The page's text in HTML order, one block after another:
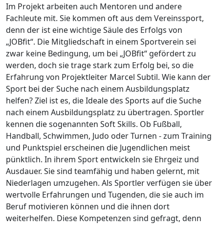
Im Projekt arbeiten auch Mentoren und andere
Fachleute mit. Sie kommen oft aus dem Vereinssport,
denn der ist eine wichtige Säule des Erfolgs von
„JOBfit“. Die Mitgliedschaft in einem Sportverein sei
zwar keine Bedingung, um bei „JOBfit“ gefördert zu
werden, doch sie trage stark zum Erfolg bei, so die
Erfahrung von Projektleiter Marcel Subtil. Wie kann der
Sport bei der Suche nach einem Ausbildungsplatz
helfen? Ziel ist es, die Ideale des Sports auf die Suche
nach einem Ausbildungsplatz zu übertragen. Sportler
kennen die sogenannten Soft Skills. Ob Fußball,
Handball, Schwimmen, Judo oder Turnen - zum Training
und Punktspiel erscheinen die Jugendlichen meist
pünktlich. In ihrem Sport entwickeln sie Ehrgeiz und
Ausdauer. Sie sind teamfähig und haben gelernt, mit
Niederlagen umzugehen. Als Sportler verfügen sie über
wertvolle Erfahrungen und Tugenden, die sie auch im
Beruf motivieren können und die ihnen dort
weiterhelfen. Diese Kompetenzen sind gefragt, denn